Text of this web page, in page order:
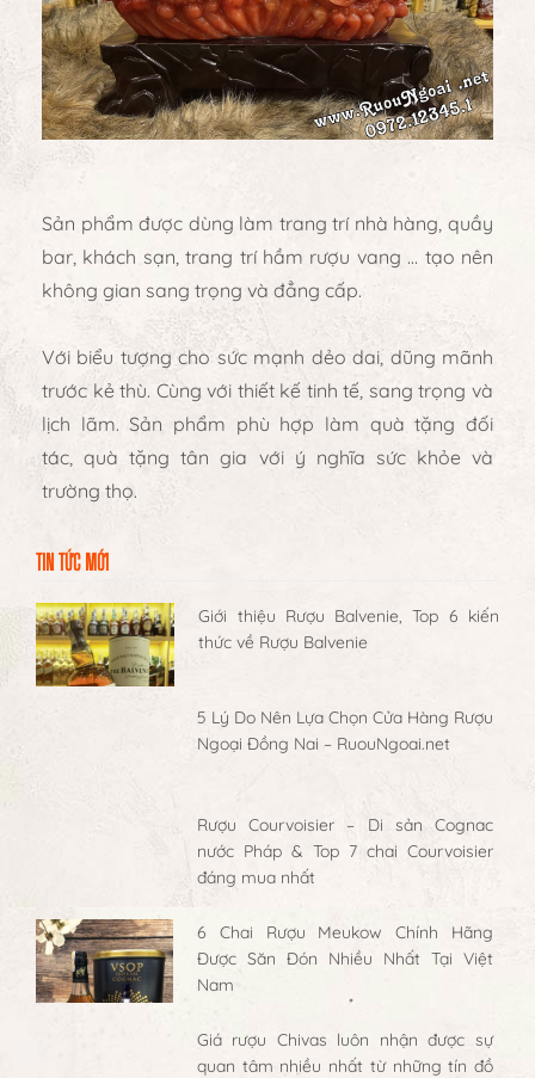
Sản phẩm được dùng làm trang trí nhà hàng, quầy
bar, khách sạn,trang trí hầm rượu vang … tạo nên
không gian sang trọng và đẳng cấp.
Với biểu tượng cho sức mạnh dẻo dai, dũng mãnh
trước kẻ thù. Cùng với thiết kế tinh tế, sang trọng và
lịch lãm. Sản phẩm phù hợp làm quà tặng đối
tác, quà tặng tân gia với ý nghĩa sức khỏe và
trường thọ.
TIN TỨC MỚI
Giới thiệu Rượu Balvenie, Top 6 kiến
thức về Rượu Balvenie
5 Lý Do Nên Lựa Chọn Cửa Hàng Rượu
Ngoại Đồng Nai – RuouNgoai.net
Rượu Courvoisier – Di sản Cognac
nước Pháp & Top 7 chai Courvoisier
đáng mua nhất
6 Chai Rượu Meukow Chính Hãng
Được Săn Đón Nhiều Nhất Tại Việt
Nam
Giá rượu Chivas luôn nhận được sự
quan tâm nhiều nhất từ những tín đồ